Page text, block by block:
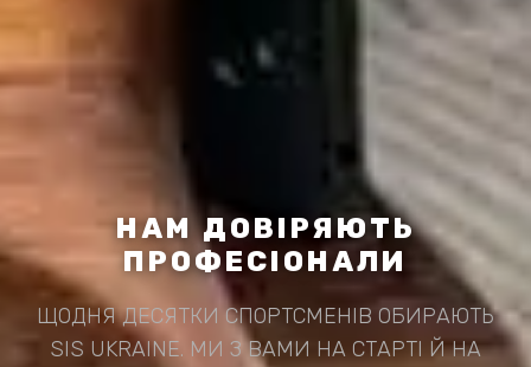
НАМ ДОВІРЯЮТЬ
ПРОФЕСІОНАЛИ
ЩОДНЯ ДЕСЯТКИ СПОРТСМЕНІВ ОБИРАЮТЬ
SIS UKRAINE. МИ З ВАМИ НА СТАРТІ Й НА